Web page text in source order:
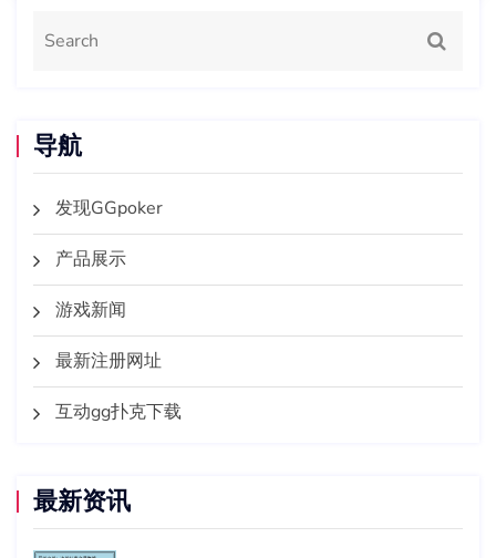
导航
发现GGpoker
产品展示
游戏新闻
最新注册网址
互动gg扑克下载
最新资讯